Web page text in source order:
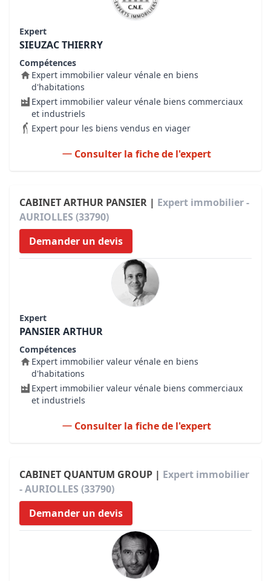
Expert
SIEUZAC THIERRY
Compétences
Expert immobilier valeur vénale en biens
d'habitations
Expert immobilier valeur vénale biens commerciaux
et industriels
Expert pour les biens vendus en viager
Consulter la fiche de l'expert
CABINET ARTHUR PANSIER | Expert immobilier -
AURIOLLES (33790)
Demander un devis
Expert
PANSIER ARTHUR
Compétences
Expert immobilier valeur vénale en biens
d'habitations
Expert immobilier valeur vénale biens commerciaux
et industriels
Consulter la fiche de l'expert
CABINET QUANTUM GROUP | Expert immobilier
- AURIOLLES (33790)
Demander un devis